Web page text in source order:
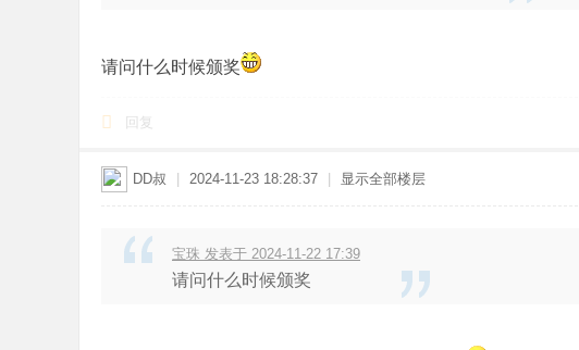
请问什么时候颁奖
回复
DD叔 2024-11-23 18:28:37 显示全部楼层
宝珠 发表于 2024-11-22 17:39
请问什么时候颁奖